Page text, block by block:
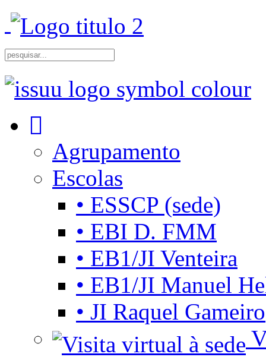
Agrupamento
Escolas
• ESSCP (sede)
• EBI D. FMM
• EB1/JI Venteira
• EB1/JI Manuel
• JI Raquel Gameiro